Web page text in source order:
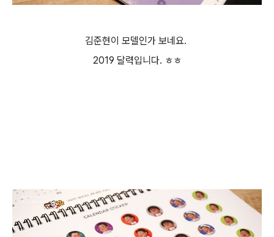
김준현이 모델인가 보네요.
2019 달력입니다. ㅎㅎ